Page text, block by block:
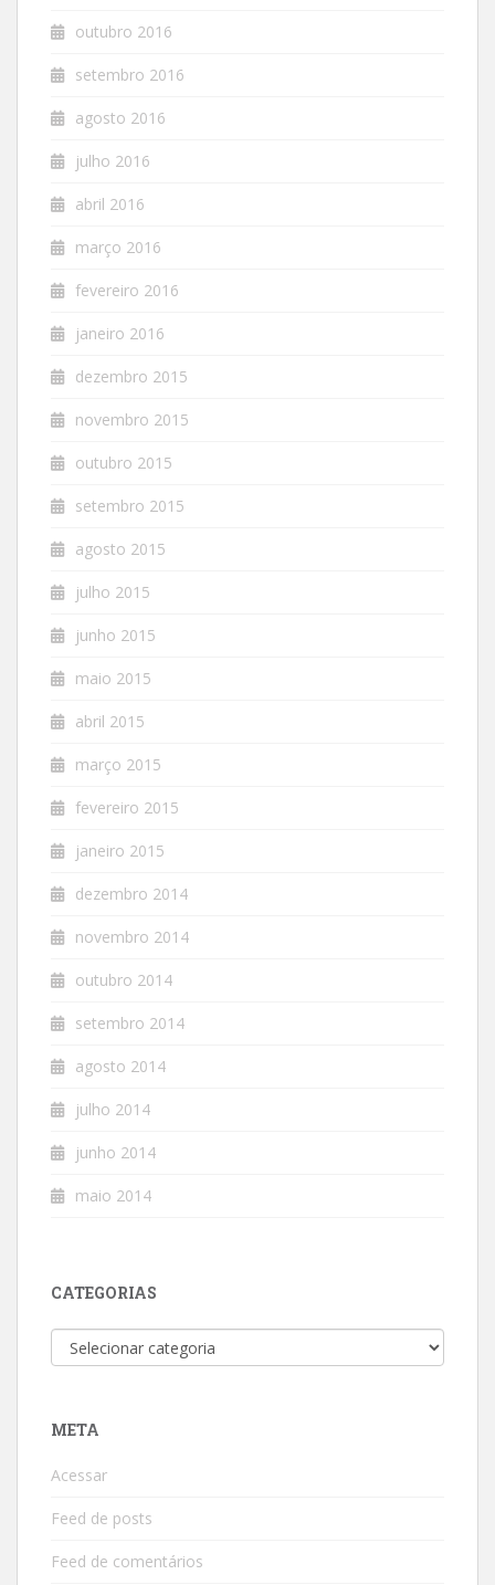
outubro 2016
setembro 2016
agosto 2016
julho 2016
abril 2016
março 2016
fevereiro 2016
janeiro 2016
dezembro 2015
novembro 2015
outubro 2015
setembro 2015
agosto 2015
julho 2015
junho 2015
maio 2015
abril 2015
março 2015
fevereiro 2015
janeiro 2015
dezembro 2014
novembro 2014
outubro 2014
setembro 2014
agosto 2014
julho 2014
junho 2014
maio 2014
CATEGORIAS
Categorias
META
Acessar
Feed de posts
Feed de comentários